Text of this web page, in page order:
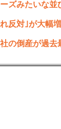
ID:C/
乗り換えよ